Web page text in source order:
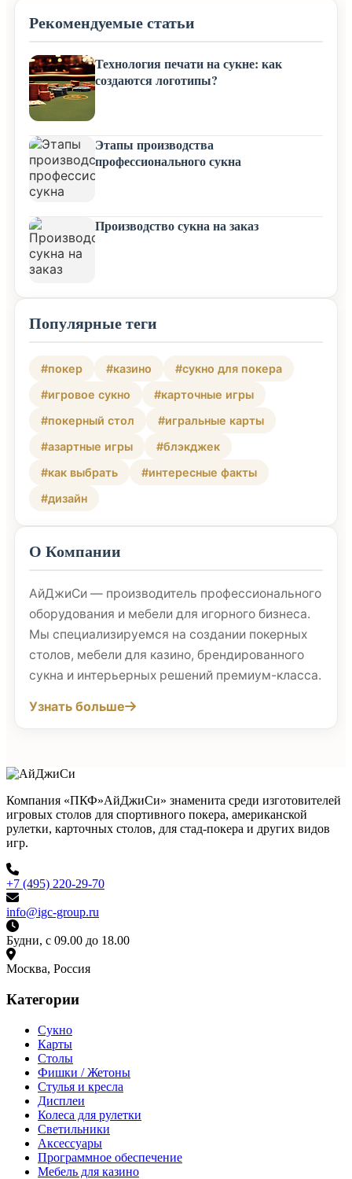
Рекомендуемые статьи
Технология печати на сукне: как
создаются логотипы?
Этапы производства
профессионального сукна
Производство сукна на заказ
Популярные теги
#покер #казино
#сукно для покера
#игровое сукно
#карточные игры
#покерный стол
#игральные карты
#азартные игры
#блэкджек
#как выбрать
#интересные факты
#дизайн
О Компании
АйДжиСи — производитель профессионального
оборудования и мебели для игорного бизнеса.
Мы специализируемся на создании покерных
столов, мебели для казино, брендированного
сукна и интерьерных решений премиум-класса.
Узнать больше
Компания «ПКФ»АйДжиСи» знаменита среди изготовителей
игровых столов для спортивного покера, американской
рулетки, карточных столов, для стад-покера и других видов
игр.
+7 (495) 220-29-70
info@igc-group.ru
Будни, с 09.00 до 18.00
Москва, Россия
Категории
Сукно
Карты
Столы
Фишки / Жетоны
Стулья и кресла
Дисплеи
Колеса для рулетки
Светильники
Аксессуары
Программное обеспечение
Мебель для казино